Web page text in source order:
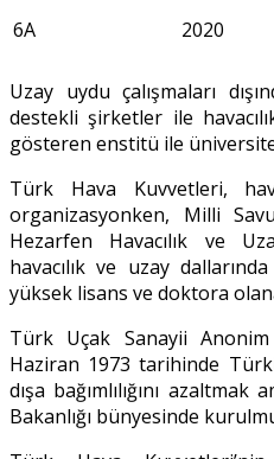
6A
2020
Uzay uydu çalışmaları
destekli şirketler ile
gösteren enstitü ile
Türk Hava Kuvvetleri,
organizasyonken, Milli
Hezarfen Havacılık ve
havacılık ve uzay
yüksek lisans ve doktora
Türk Uçak Sanayii Anonim
Haziran 1973 tarihinde
dışa bağımlılığını
Bakanlığı bünyesinde